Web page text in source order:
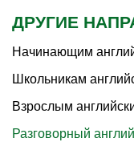
ДРУГИЕ
Начинающим
Школьникам
Взрослым
Разговорный